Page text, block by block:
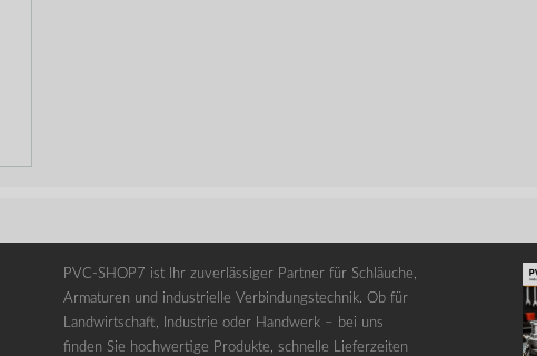
PVC-SHOP7 ist Ihr zuverlässiger Partner für Schläuche,
Armaturen und industrielle Verbindungstechnik. Ob für
Landwirtschaft, Industrie oder Handwerk – bei uns
finden Sie hochwertige Produkte, schnelle Lieferzeiten